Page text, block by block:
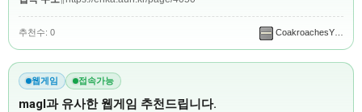
추천수: 0 CoakroachesY…
웹게임 접속가능
magl과 유사한 웹게임 추천드립니다.